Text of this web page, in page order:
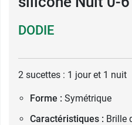
DODIE
2 sucettes : 1 jour et 1 nuit
Forme : Symétrique
Caractéristiques : Brille